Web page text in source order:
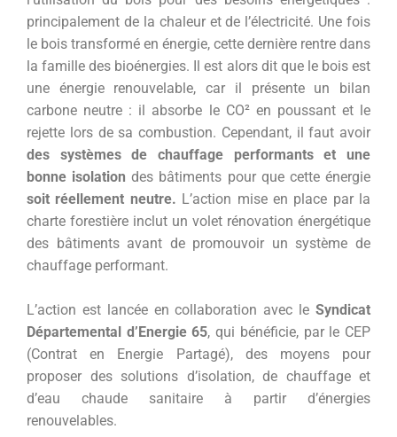
principalement de la chaleur et de l’électricité. Une fois
le bois transformé en énergie, cette dernière rentre dans
la famille des bioénergies. Il est alors dit que le bois est
une énergie renouvelable, car il présente un bilan
carbone neutre : il absorbe le CO² en poussant et le
rejette lors de sa combustion. Cependant, il faut avoir
des systèmes de chauffage performants et une
bonne isolation des bâtiments pour que cette énergie
soit réellement neutre. L’action mise en place par la
charte forestière inclut un volet rénovation énergétique
des bâtiments avant de promouvoir un système de
chauffage performant.
L’action est lancée en collaboration avec le Syndicat
Départemental d’Energie 65, qui bénéficie, par le CEP
(Contrat en Energie Partagé), des moyens pour
proposer des solutions d’isolation, de chauffage et
d’eau chaude sanitaire à partir d’énergies
renouvelables.